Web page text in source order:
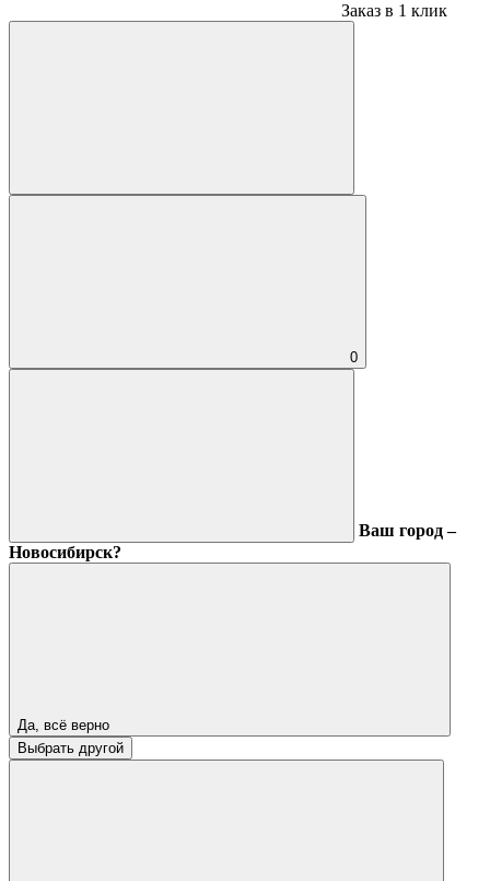
Заказ в 1 клик
0
Ваш город –
Новосибирск?
Да, всё верно
Выбрать другой